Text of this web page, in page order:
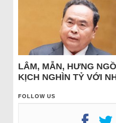
LÂM, MẪN, HƯNG
KỊCH NGHÌN TỶ VỚI
FOLLOW US